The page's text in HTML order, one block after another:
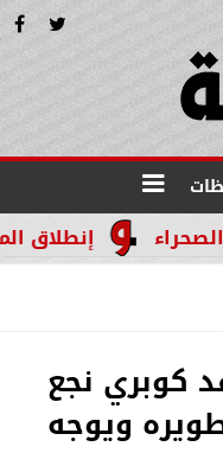
إنطلاق المرحله الثالثة
كوبري نجع
ويوجه